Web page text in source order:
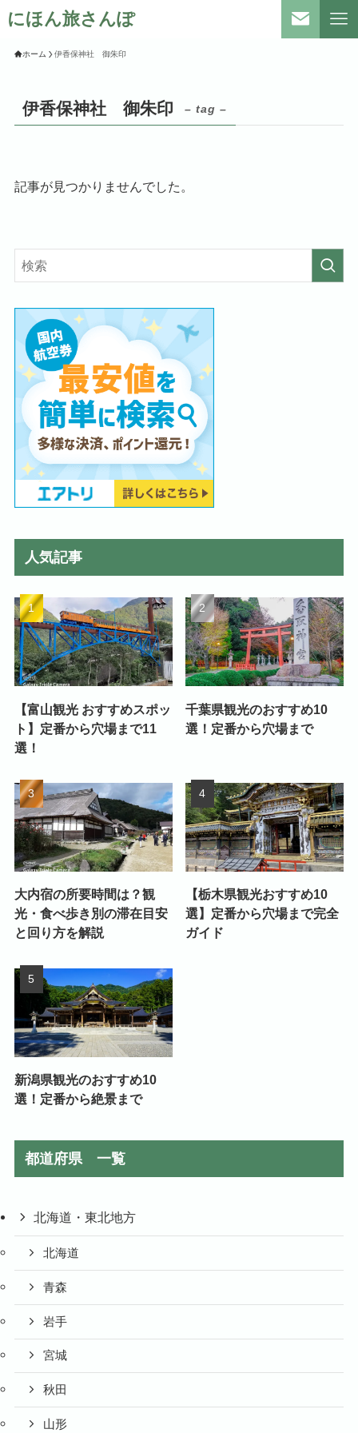
にほん旅さんぽ
ホーム 伊香保神社 御朱印
伊香保神社 御朱印 – tag –
記事が見つかりませんでした。
人気記事
【富山観光 おすすめスポッ
ト】定番から穴場まで11
選！
千葉県観光のおすすめ10
選！定番から穴場まで
大内宿の所要時間は？観
光・食べ歩き別の滞在目安
と回り方を解説
【栃木県観光おすすめ10
選】定番から穴場まで完全
ガイド
新潟県観光のおすすめ10
選！定番から絶景まで
都道府県 一覧
北海道・東北地方
北海道
青森
岩手
宮城
秋田
山形